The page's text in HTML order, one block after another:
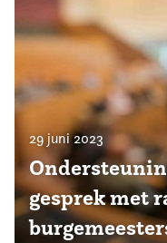
29 juni 2023
gesprek met